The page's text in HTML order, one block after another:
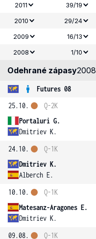
2011
39/19
2010
29/24
2009
16/13
2008
1/10
Odehrané zápasy2008
Futures 08
25.10.
Portaluri G.
Dmitriev K.
Q-2K
24.10.
Dmitriev K.
Alberch E.
Q-1K
10.10.
Matesanz-Aragones E.
Dmitriev K.
Q-1K
09.08.
Q-1K